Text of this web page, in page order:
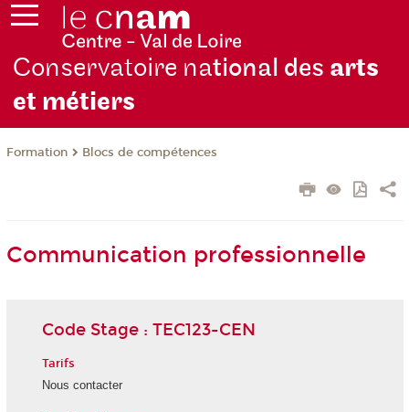
Conservatoire national des arts
et métiers
Formation Blocs de compétences
Communication professionnelle
Code Stage : TEC123-CEN
Tarifs
Nous contacter